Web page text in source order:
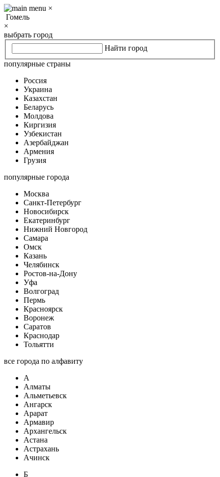
×
Гомель
×
выбрать город
Найти город
популярные страны
Россия
Украина
Казахстан
Беларусь
Молдова
Киргизия
Узбекистан
Азербайджан
Армения
Грузия
популярные города
Москва
Санкт-Петербург
Новосибирск
Екатеринбург
Нижний Новгород
Самара
Омск
Казань
Челябинск
Ростов-на-Дону
Уфа
Волгоград
Пермь
Красноярск
Воронеж
Саратов
Краснодар
Тольятти
все города по алфавиту
А
Алматы
Альметьевск
Ангарск
Арарат
Армавир
Архангельск
Астана
Астрахань
Ачинск
Б